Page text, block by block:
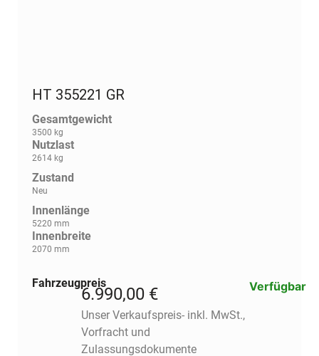
HT 355221 GR
Gesamtgewicht
3500 kg
Nutzlast
2614 kg
Zustand
Neu
Innenlänge
5220 mm
Innenbreite
2070 mm
Fahrzeugpreis
6.990,00 €
Unser Verkaufspreis- inkl. MwSt.,
Vorfracht und
Zulassungsdokumente
Verfügbar